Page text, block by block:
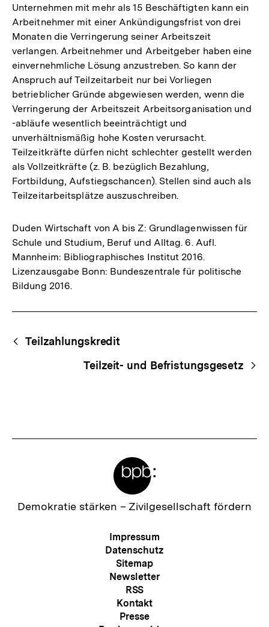
Unternehmen mit mehr als 15 Beschäftigten kann ein
Arbeitnehmer mit einer Ankündigungsfrist von drei
Monaten die Verringerung seiner Arbeitszeit
verlangen. Arbeitnehmer und Arbeitgeber haben eine
einvernehmliche Lösung anzustreben. So kann der
Anspruch auf Teilzeitarbeit nur bei Vorliegen
betrieblicher Gründe abgewiesen werden, wenn die
Verringerung der Arbeitszeit Arbeitsorganisation und
-abläufe wesentlich beeinträchtigt und
unverhältnismäßig hohe Kosten verursacht.
Teilzeitkräfte dürfen nicht schlechter gestellt werden
als Vollzeitkräfte (z. B. bezüglich Bezahlung,
Fortbildung, Aufstiegschancen). Stellen sind auch als
Teilzeitarbeitsplätze auszuschreiben.
Duden Wirtschaft von A bis Z: Grundlagenwissen für
Schule und Studium, Beruf und Alltag. 6. Aufl.
Mannheim: Bibliographisches Institut 2016.
Lizenzausgabe Bonn: Bundeszentrale für politische
Bildung 2016.
Begriffsnavigation
Content-
Navigation
Teilzahlungskredit
Teilzeit- und Befristungsgesetz
Zur
Demokratie stärken – Zivilgesellschaft fördern
Meta-
Navigation
Impressum
Datenschutz
Sitemap
Newsletter
RSS
Kontakt
Presse